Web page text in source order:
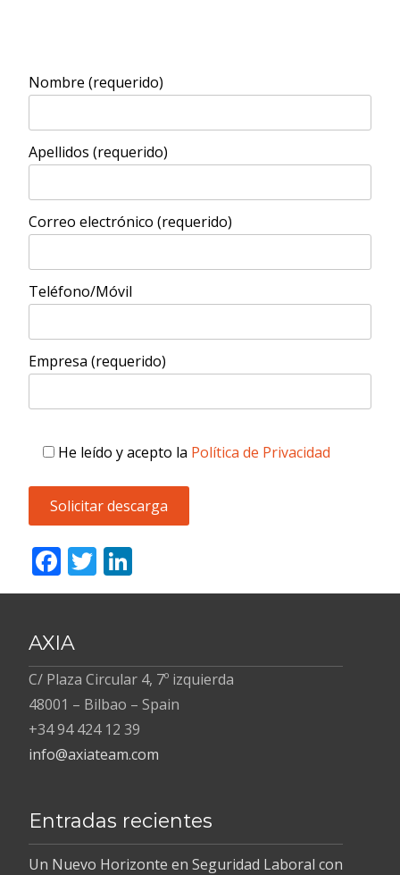
Nombre (requerido)
Apellidos (requerido)
Correo electrónico (requerido)
Teléfono/Móvil
Empresa (requerido)
He leído y acepto la Política de Privacidad
F
ac
b
o
o
k
T
w n
dI
n
AXIA
C/ Plaza Circular 4, 7º izquierda
48001 – Bilbao – Spain
+34 94 424 12 39
info@axiateam.com
Entradas recientes
Un Nuevo Horizonte en Seguridad Laboral con